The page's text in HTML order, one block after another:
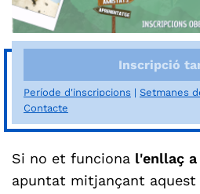
Inscripció
Període d'inscripcions Setmanes
Contacte
Si no et funciona l'enllaç
apuntat mitjançant aquest